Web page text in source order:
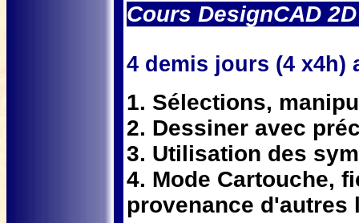
Cours DesignCAD
4 demis jours (4
1. Sélections,
2. Dessiner avec
3. Utilisation des
4. Mode Cartouche,
provenance d'autres